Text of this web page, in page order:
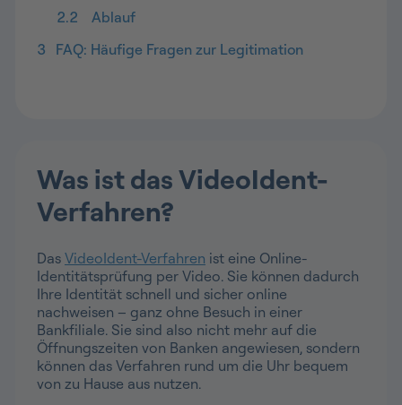
2.2
Ablauf
3
FAQ: Häufige Fragen zur Legitimation
Was ist das VideoIdent-
Verfahren?
Das VideoIdent-Verfahren ist eine Online-
Identitätsprüfung per Video. Sie können dadurch
Ihre Identität schnell und sicher online
nachweisen – ganz ohne Besuch in einer
Bankfiliale. Sie sind also nicht mehr auf die
Öffnungszeiten von Banken angewiesen, sondern
können das Verfahren rund um die Uhr bequem
von zu Hause aus nutzen.